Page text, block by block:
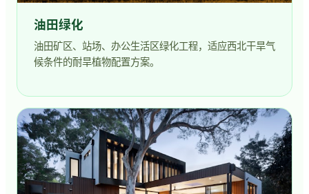
油田绿化
油田矿区、站场、办公生活区绿化工程，适应西北干旱气
候条件的耐旱植物配置方案。